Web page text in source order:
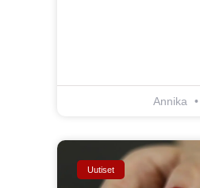
Annika
Uutiset